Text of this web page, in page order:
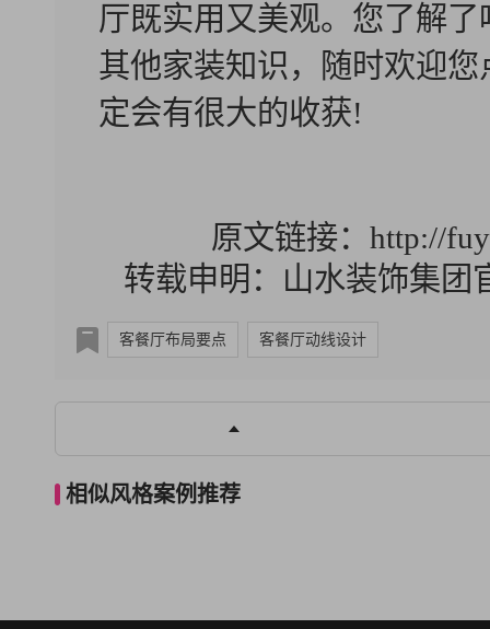
厅既实用又美观。您了解
其他家装知识，随时欢迎
定会有很大的收获!
原文链接：http://
转载申明：山水装饰集团
客餐厅布局要点 客餐厅动线设计
相似风格案例推荐